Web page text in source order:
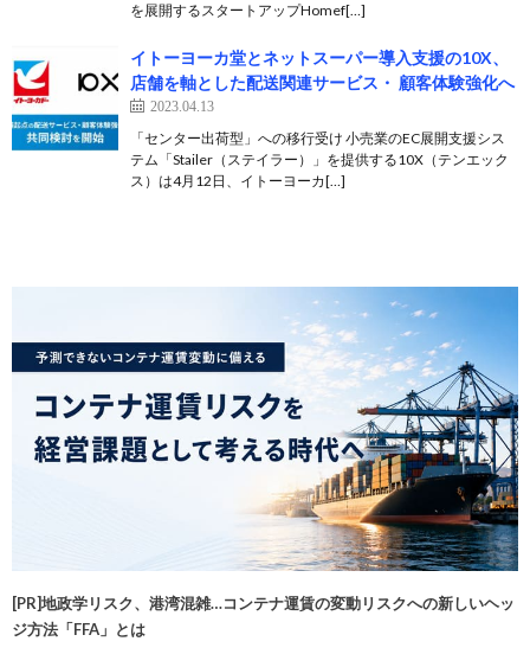
を展開するスタートアップHomef[…]
イトーヨーカ堂とネットスーパー導入支援の10X、
店舗を軸とした配送関連サービス・ 顧客体験強化へ
2023.04.13
「センター出荷型」への移行受け 小売業のEC展開支援シス
テム「Stailer（ステイラー）」を提供する10X（テンエック
ス）は4月12日、イトーヨーカ[…]
[PR]地政学リスク、港湾混雑…コンテナ運賃の変動リスクへの新しいヘッ
ジ方法「FFA」とは